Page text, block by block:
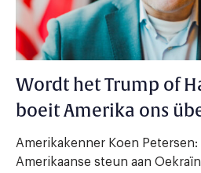
Wordt het Trump of
boeit Amerika ons
Amerikakenner Koen
Amerikaanse steun aan